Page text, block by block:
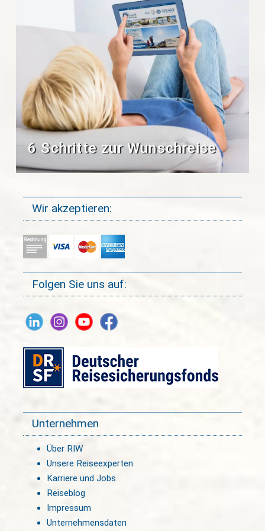
6 Schritte zur Wunschreise
Wir akzeptieren:
Folgen Sie uns auf:
Unternehmen
Über RIW
Unsere Reiseexperten
Karriere und Jobs
Reiseblog
Impressum
Unternehmensdaten